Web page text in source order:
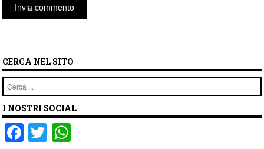
CERCA NEL SITO
Cerca
I NOSTRI SOCIAL
F T